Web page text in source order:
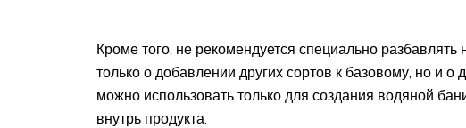
Кроме того, не рекомендуется специально
только о добавлении других сортов к базовому, но и
можно использовать только для создания водяной
внутрь продукта.